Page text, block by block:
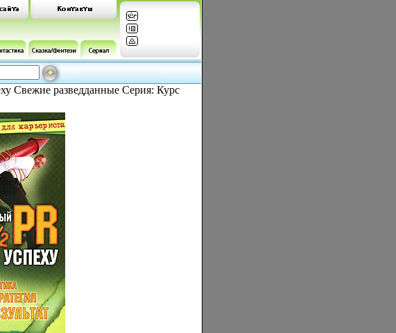
Свежие разведданные Серия: Курс